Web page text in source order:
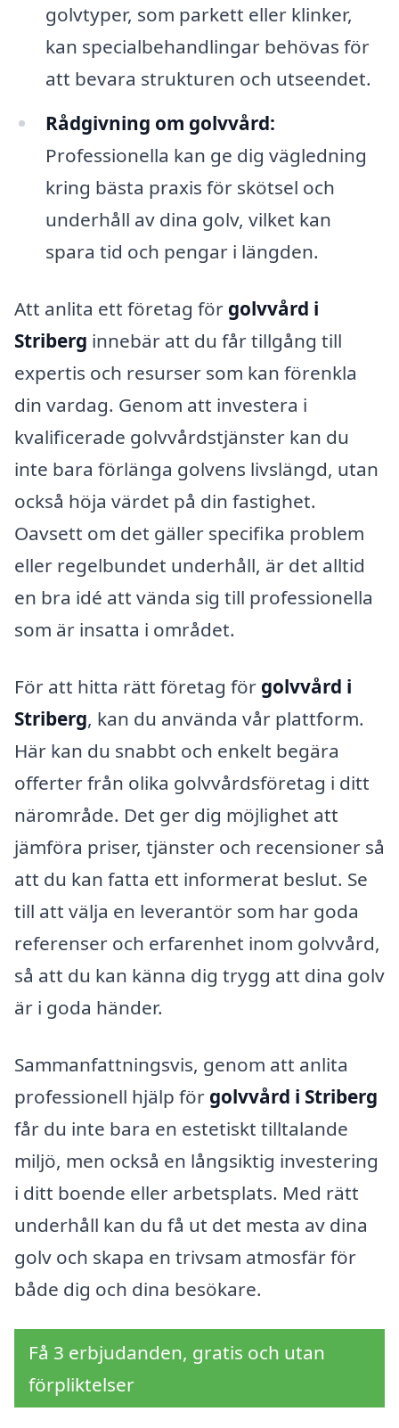
golvtyper, som parkett eller klinker,
kan specialbehandlingar behövas för
att bevara strukturen och utseendet.
Rådgivning om golvvård:
Professionella kan ge dig vägledning
kring bästa praxis för skötsel och
underhåll av dina golv, vilket kan
spara tid och pengar i längden.
Att anlita ett företag för golvvård i
Striberg innebär att du får tillgång till
expertis och resurser som kan förenkla
din vardag. Genom att investera i
kvalificerade golvvårdstjänster kan du
inte bara förlänga golvens livslängd, utan
också höja värdet på din fastighet.
Oavsett om det gäller specifika problem
eller regelbundet underhåll, är det alltid
en bra idé att vända sig till professionella
som är insatta i området.
För att hitta rätt företag för golvvård i
Striberg, kan du använda vår plattform.
Här kan du snabbt och enkelt begära
offerter från olika golvvårdsföretag i ditt
närområde. Det ger dig möjlighet att
jämföra priser, tjänster och recensioner så
att du kan fatta ett informerat beslut. Se
till att välja en leverantör som har goda
referenser och erfarenhet inom golvvård,
så att du kan känna dig trygg att dina golv
är i goda händer.
Sammanfattningsvis, genom att anlita
professionell hjälp för golvvård i Striberg
får du inte bara en estetiskt tilltalande
miljö, men också en långsiktig investering
i ditt boende eller arbetsplats. Med rätt
underhåll kan du få ut det mesta av dina
golv och skapa en trivsam atmosfär för
både dig och dina besökare.
Få 3 erbjudanden, gratis och utan
förpliktelser